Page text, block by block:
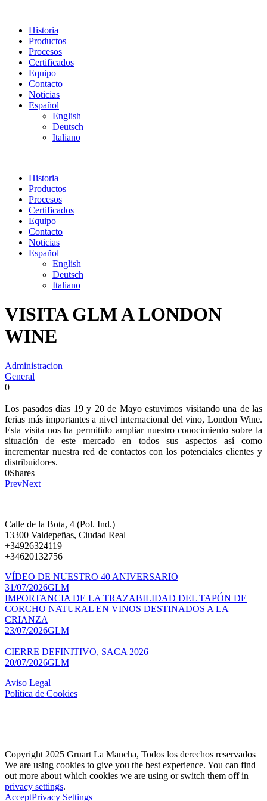
Historia
Productos
Procesos
Certificados
Equipo
Contacto
Noticias
Español
English
Deutsch
Italiano
Historia
Productos
Procesos
Certificados
Equipo
Contacto
Noticias
Español
English
Deutsch
Italiano
VISITA GLM A LONDON
WINE
Administracion
General
0
Los pasados días 19 y 20 de Mayo estuvimos visitando una de las
ferias más importantes a nivel internacional del vino, London Wine.
Esta visita nos ha permitido ampliar nuestro conocimiento sobre la
situación de este mercado en todos sus aspectos así como
incrementar nuestra red de contactos con los potenciales clientes y
distribuidores.
0Shares
PrevNext
Calle de la Bota, 4 (Pol. Ind.)
13300 Valdepeñas, Ciudad Real
+34926324119
+34620132756
VÍDEO DE NUESTRO 40 ANIVERSARIO
31/07/2026GLM
IMPORTANCIA DE LA TRAZABILIDAD DEL TAPÓN DE
CORCHO NATURAL EN VINOS DESTINADOS A LA
CRIANZA
23/07/2026GLM
CIERRE DEFINITIVO, SACA 2026
20/07/2026GLM
Aviso Legal
Política de Cookies
Copyright 2025 Gruart La Mancha, Todos los derechos reservados
We are using cookies to give you the best experience. You can find
out more about which cookies we are using or switch them off in
privacy settings.
AcceptPrivacy Settings